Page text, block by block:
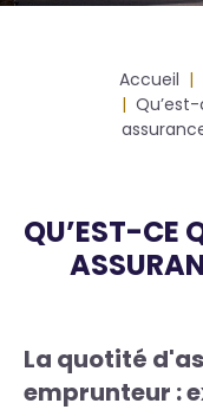
FilAccueil
QU’EST-CE
Body
La quotité
emprunteur :